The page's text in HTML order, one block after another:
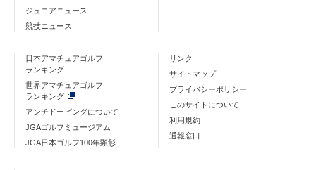
ジュニアニュース
競技ニュース
日本アマチュアゴルフ
ランキング
世界アマチュアゴルフ
ランキング
アンチドーピングについて
JGAゴルフミュージアム
JGA日本ゴルフ100年顕彰
リンク
サイトマップ
プライバシーポリシー
このサイトについて
利用規約
通報窓口